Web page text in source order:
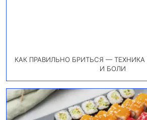
КАК ПРАВИЛЬНО БРИТЬСЯ — ТЕХНИКА
И БОЛИ